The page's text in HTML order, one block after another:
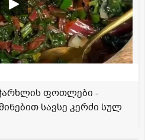
ფოთლები -
სავსე კერძი სულ